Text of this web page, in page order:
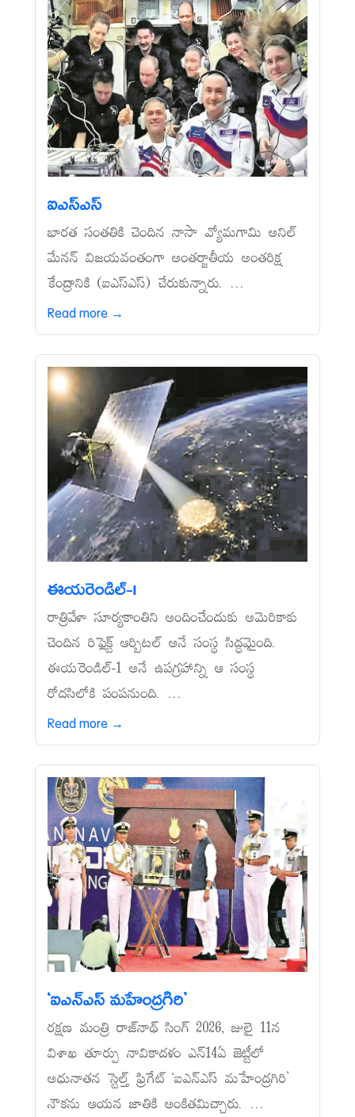
ఐఎస్‌ఎస్‌
భారత సంతతికి చెందిన నాసా వ్యోమగామి అనిల్‌
మేనన్‌ విజయవంతంగా అంతర్జాతీయ అంతరిక్ష
కేంద్రానికి (ఐఎస్‌ఎస్‌) చేరుకున్నారు. ...
Read more →
ఈయరెండిల్‌-1
రాత్రివేళా సూర్యకాంతిని అందించేందుకు అమెరికాకు
చెందిన రిఫ్లెక్ట్‌ ఆర్బిటల్‌ అనే సంస్థ సిద్ధమైంది.
ఈయరెండిల్‌-1 అనే ఉపగ్రహాన్ని ఆ సంస్థ
రోదసిలోకి పంపనుంది. ...
Read more →
‘ఐఎన్‌ఎస్‌ మహేంద్రగిరి’
రక్షణ మంత్రి రాజ్‌నాథ్‌ సింగ్‌ 2026, జులై 11న
విశాఖ తూర్పు నావికాదళం ఎన్‌14ఏ జెట్టీలో
అధునాతన స్టెల్త్‌ ఫ్రిగేట్‌ ‘ఐఎన్‌ఎస్‌ మహేంద్రగిరి’
నౌకను ఆయన జాతికి అంకితమిచ్చారు. ...